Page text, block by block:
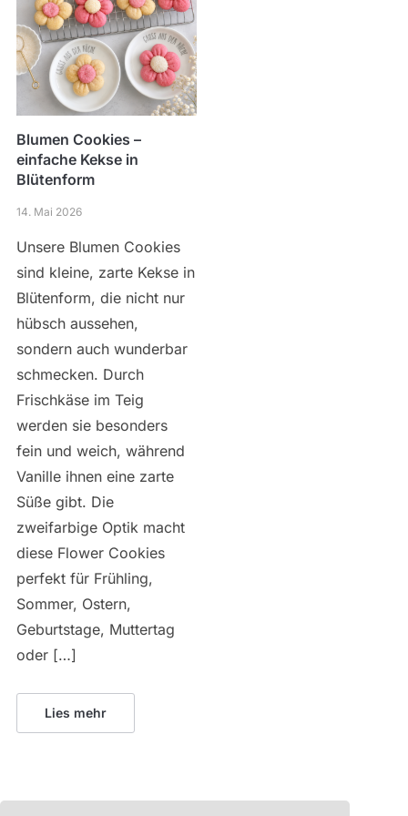
Blumen Cookies –
einfache Kekse in
Blütenform
14. Mai 2026
Unsere Blumen Cookies
sind kleine, zarte Kekse in
Blütenform, die nicht nur
hübsch aussehen,
sondern auch wunderbar
schmecken. Durch
Frischkäse im Teig
werden sie besonders
fein und weich, während
Vanille ihnen eine zarte
Süße gibt. Die
zweifarbige Optik macht
diese Flower Cookies
perfekt für Frühling,
Sommer, Ostern,
Geburtstage, Muttertag
oder […]
Lies mehr